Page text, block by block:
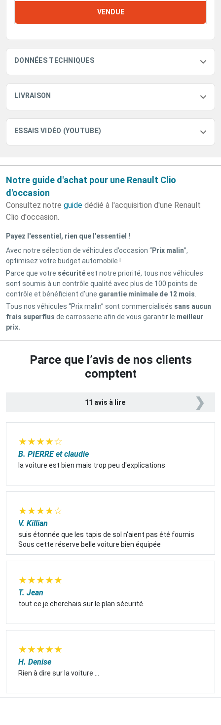
VENDUE
DONNÉES TECHNIQUES
LIVRAISON
ESSAIS VIDÉO (YOUTUBE)
Notre guide d'achat pour une Renault Clio
d'occasion
Consultez notre guide dédié à l'acquisition d'une Renault
Clio d'occasion.
Payez l'essentiel, rien que l’essentiel !
Avec notre sélection de véhicules d’occasion “Prix malin”,
optimisez votre budget automobile !
Parce que votre sécuritéest notre priorité, tous nos véhicules
sont soumis à un contrôle qualité avec plus de 100 points de
contrôle et bénéficient d’une garantie minimale de 12 mois
Tous nos véhicules “Prix malin” sont commercialisés sans aucun
frais superflus de carrosserie afin de vous garantir le meilleur
prix.
Parce que l’avis de nos clients
comptent
11 avis à lire ❯
★★★★☆
B. PIERRE et claudie
la voiture est bien mais trop peu d'explications
★★★★☆
V. Killian
suis étonnée que les tapis de sol n'aient pas été fournis
Sous cette réserve belle voiture bien équipée
★★★★★
T. Jean
tout ce je cherchais sur le plan sécurité.
★★★★★
H. Denise
Rien à dire sur la voiture ...